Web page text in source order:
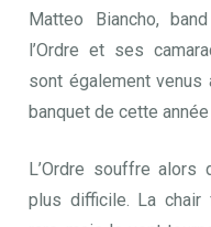
Matteo Biancho,
l’Ordre et ses
sont également venus
banquet de cette année
L’Ordre souffre alors
plus difficile. La